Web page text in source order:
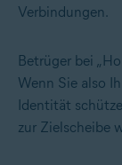
Verbindungen.
Betrüger bei
Wenn Sie also
Identität
zur Zielscheibe